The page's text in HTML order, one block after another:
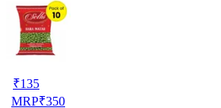
₹135
MRP₹350